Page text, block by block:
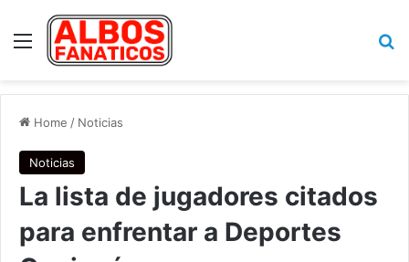
Menu
Home / Noticias
Noticias
La lista de jugadores citados
para enfrentar a Deportes